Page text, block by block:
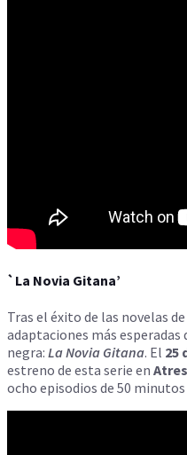
`La Novia Gitana’
Tras el éxito de las novelas de
adaptaciones más esperadas
negra: La Novia Gitana. El 25
estreno de esta serie en
ocho episodios de 50 minutos